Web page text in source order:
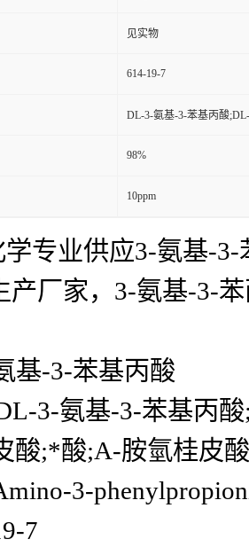
见实物
614-19-7
DL-3-氨基-3-苯基丙酸
98%
10ppm
专业供应3-氨基-
产厂家，3-氨基-3-
基-3-苯基丙酸
3-氨基-3-苯基丙
酸;*酸;Α-胺氫桂皮
3-
7